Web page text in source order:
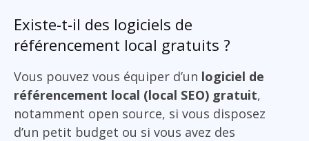
Existe-t-il des logiciels de
référencement local gratuits ?
Vous pouvez vous équiper d’un logiciel de
référencement local (local SEO) gratuit,
notamment open source, si vous disposez
d’un petit budget ou si vous avez des